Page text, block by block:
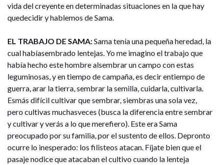
vida del creyente en determinadas situaciones en la que hay
quedecidir y hablemos de Sama.
EL TRABAJO DE SAMA:Sama tenía una pequeña heredad, la
cual habíasembrado lentejas. Yo me imagino el trabajo que
había hecho este hombre alsembrar un campo con estas
leguminosas, y en tiempo de campaña, es decir entiempo de
guerra, arar la tierra, sembrar la semilla, cuidarla, cultivarla.
Esmás difícil cultivar que sembrar, siembras una sola vez,
pero cultivas muchasveces (busca la diferencia entre sembrar
y cultivar y verás a lo que merefiero). Este era Sama
preocupado por su familia, por el sustento de ellos. Depronto
ocurre lo inesperado: los filisteos atacan. Fíjate bien que el
pasaje nodice que atacaban el cultivo cuando la lenteja